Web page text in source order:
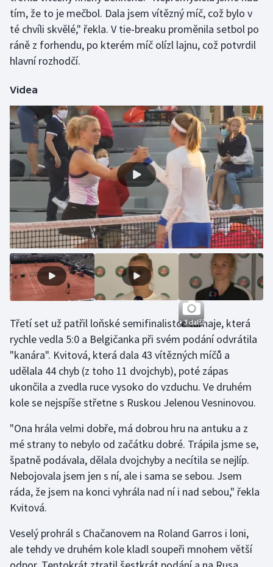
Motorsport
Olympijské hry
Parasport
Plavání
Plážový volejbal
Ragby
Rychlobruslení
Rychlostní kanoistika
Short track
Sportovní střelba
Stolní tenis
Veslování
Vodní slalom
Ostatní
tím, že to je mečbol. Dala jsem vítězný míč, což bylo v
té chvíli skvělé," řekla. V tie-breaku proměnila setbol po
ráně z forhendu, po kterém míč olízl lajnu, což potvrdil
hlavní rozhodčí.
Videa
+ 3 další
Třetí set už patřil loňské semifinalistce turnaje, která
rychle vedla 5:0 a Belgičanka při svém podání odvrátila
"kanára". Kvitová, která dala 43 vítězných míčů a
udělala 44 chyb (z toho 11 dvojchyb), poté zápas
ukončila a zvedla ruce vysoko do vzduchu. Ve druhém
kole se nejspíše střetne s Ruskou Jelenou Vesninovou.
"Ona hrála velmi dobře, má dobrou hru na antuku a z
mé strany to nebylo od začátku dobré. Trápila jsme se,
špatně podávala, dělala dvojchyby a necítila se nejlíp.
Nebojovala jsem jen s ní, ale i sama se sebou. Jsem
ráda, že jsem na konci vyhrála nad ní i nad sebou," řekla
Kvitová.
Veselý prohrál s Chačanovem na Roland Garros i loni,
ale tehdy ve druhém kole kladl soupeři mnohem větší